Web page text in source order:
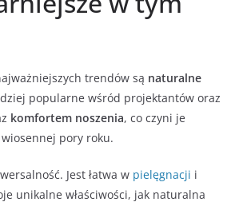
trendów są naturalne
popularne wśród projektantów oraz
komfortem noszenia, co czyni je
pory roku.
Jest łatwa w pielęgnacji i
unikalne właściwości, jak naturalna